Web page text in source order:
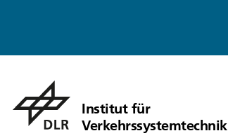
Institut für
Verkehrssystemtechnik